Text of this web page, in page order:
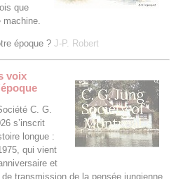
que
époque ? J-P. Robert
voix
C. G.
s’inscrit
longue :
qui vient
et
transmission de la pensée jungienne